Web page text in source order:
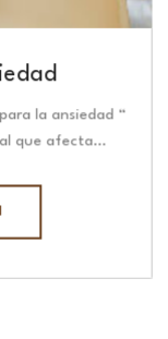
la ansiedad “
que afecta…